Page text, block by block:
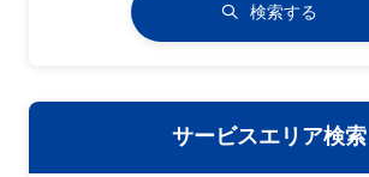
検索する
サービスエリア検索